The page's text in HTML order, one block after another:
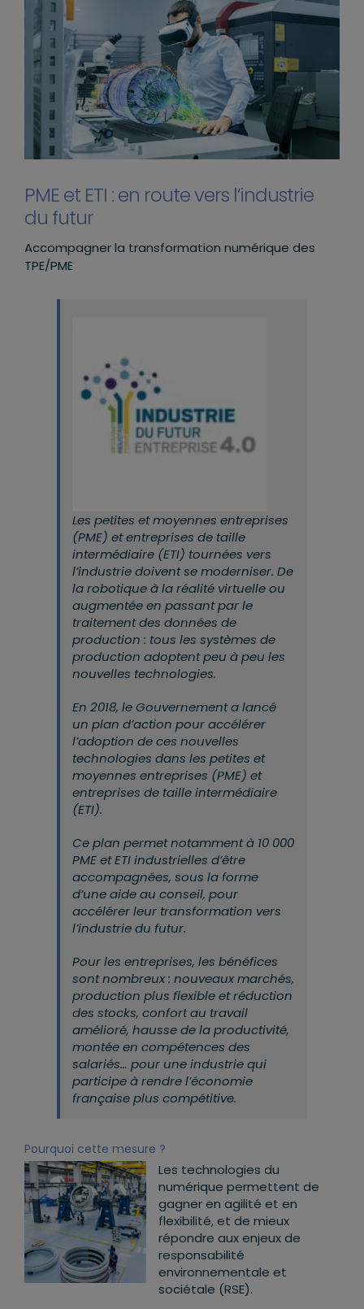
PME et ETI : en route vers l’industrie
du futur
Accompagner la transformation numérique des
TPE/PME
Les petites et moyennes entreprises
(PME) et entreprises de taille
intermédiaire (ETI) tournées vers
l’industrie doivent se moderniser. De
la robotique à la réalité virtuelle ou
augmentée en passant par le
traitement des données de
production : tous les systèmes de
production adoptent peu à peu les
nouvelles technologies.
En 2018, le Gouvernement a lancé
un plan d’action pour accélérer
l’adoption de ces nouvelles
technologies dans les petites et
moyennes entreprises (PME) et
entreprises de taille intermédiaire
(ETI).
Ce plan permet notamment à 10 000
PME et ETI industrielles d’être
accompagnées, sous la forme
d’une aide au conseil, pour
accélérer leur transformation vers
l’industrie du futur.
Pour les entreprises, les bénéfices
sont nombreux : nouveaux marchés,
production plus flexible et réduction
des stocks, confort au travail
amélioré, hausse de la productivité,
montée en compétences des
salariés… pour une industrie qui
participe à rendre l’économie
française plus compétitive.
Pourquoi cette mesure ?
Les technologies du
numérique permettent de
gagner en agilité et en
flexibilité, et de mieux
répondre aux enjeux de
responsabilité
environnementale et
sociétale (RSE).